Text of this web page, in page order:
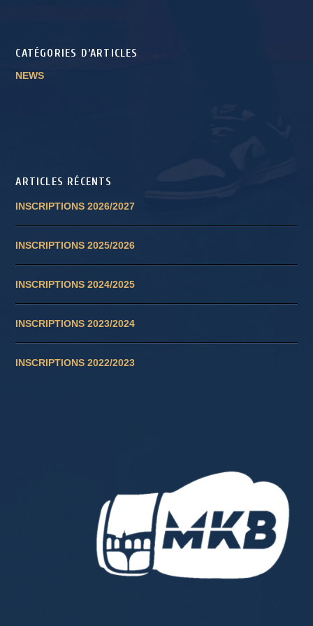
CATÉGORIES D’ARTICLES
NEWS
ARTICLES RÉCENTS
INSCRIPTIONS 2026/2027
INSCRIPTIONS 2025/2026
INSCRIPTIONS 2024/2025
INSCRIPTIONS 2023/2024
INSCRIPTIONS 2022/2023